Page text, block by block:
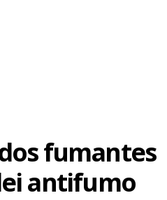
dos fumantes
antifumo